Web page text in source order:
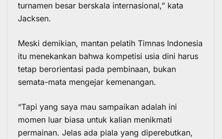
turnamen besar berskala internasional,” kata
Jacksen.
Meski demikian, mantan pelatih Timnas Indonesia
itu menekankan bahwa kompetisi usia dini harus
tetap berorientasi pada pembinaan, bukan
semata-mata mengejar kemenangan.
“Tapi yang saya mau sampaikan adalah ini
momen luar biasa untuk kalian menikmati
permainan. Jelas ada piala yang diperebutkan,